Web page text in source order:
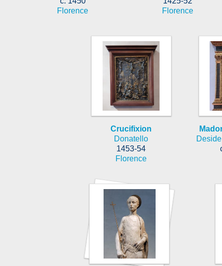
Florence
Florence
Crucifixion
Donatello
1453-54
Florence